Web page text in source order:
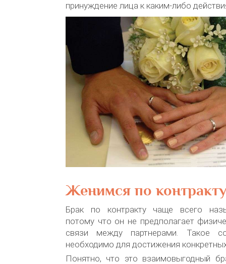
принуждение лица к каким-либо
Женимся по контракту
Брак по контракту чаще всего
потому что он не предполагает
связи между партнерами. Такое
необходимо для достижения
Понятно, что это взаимовыгодный